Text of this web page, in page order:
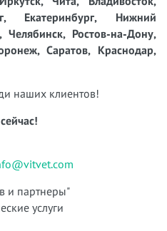
Екатеринбург, Нижний
Ростов-на-Дону,
Саратов, Краснодар,
наших клиентов!
и партнеры"
услуги